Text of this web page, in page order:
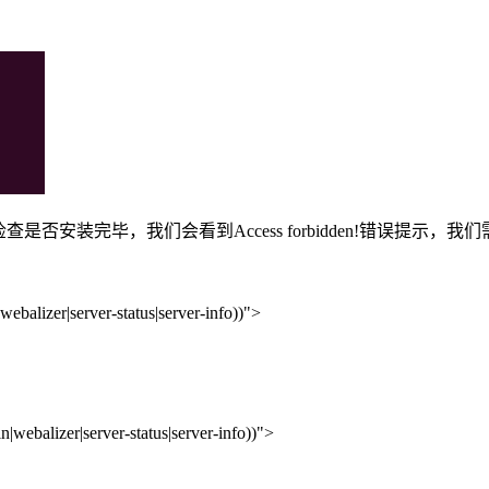
否安装完毕，我们会看到Access forbidden!错误提示，我们
status|server-info))">
status|server-info))">